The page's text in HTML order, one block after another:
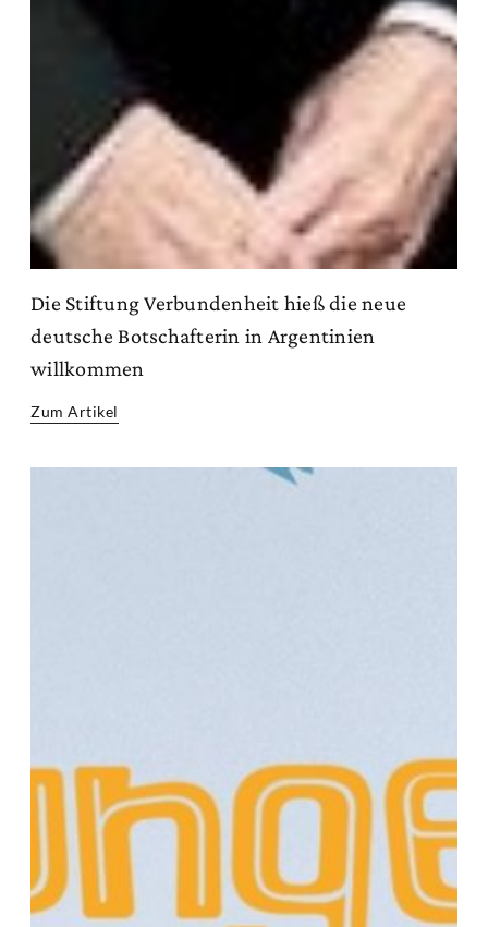
Die Stiftung Verbundenheit hieß die neue
deutsche Botschafterin in Argentinien
willkommen
Zum Artikel